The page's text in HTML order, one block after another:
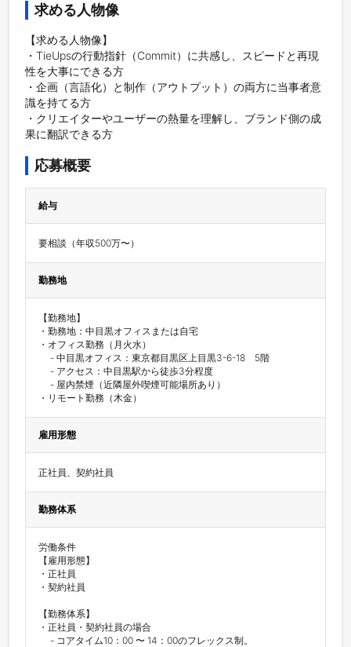
求める人物像
【求める人物像】
・TieUpsの行動指針（Commit）に共感し、スピードと再現
性を大事にできる方
・企画（言語化）と制作（アウトプット）の両方に当事者意
識を持てる方
・クリエイターやユーザーの熱量を理解し、ブランド側の成
果に翻訳できる方
応募概要
給与
要相談（年収500万〜）
勤務地
【勤務地】
・勤務地：中目黒オフィスまたは自宅
・オフィス勤務（月火水）
- 中目黒オフィス：東京都目黒区上目黒3-6-18　5階
- アクセス：中目黒駅から徒歩3分程度
- 屋内禁煙（近隣屋外喫煙可能場所あり）
・リモート勤務（木金）
雇用形態
正社員、契約社員
勤務体系
労働条件
【雇用形態】
・正社員
・契約社員
【勤務体系】
・正社員・契約社員の場合
- コアタイム10：00 〜 14：00のフレックス制。